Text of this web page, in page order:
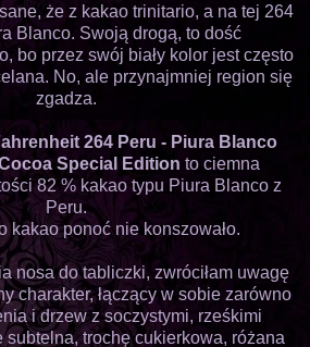
że z kakao trinitario, a na tej 264
Blanco. Swoją drogą, to dość
bo przez swój biały kolor jest często
No, ale przynajmniej region się
zgadza.
264 Peru - Piura Blanco
Special Edition to ciemna
82 % kakao typu Piura Blanco z
Peru.
kakao ponoć nie konszowało.
nosa do tabliczki, zwróciłam uwagę
charakter, łączący w sobie zarówno
i drzew z soczystymi, rześkimi
subtelna, trochę cukierkowa, różana